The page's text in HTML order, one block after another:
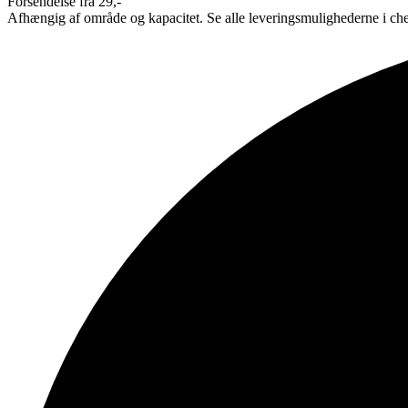
Afhængig af område og kapacitet. Se alle leveringsmulighederne i